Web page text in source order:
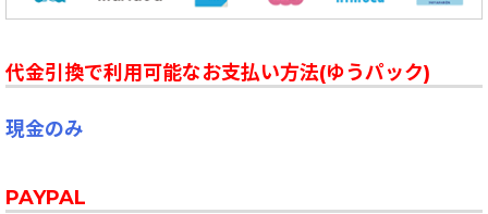
代金引換で利用可能なお支払い方法(ゆうパック)
現金のみ
PAYPAL